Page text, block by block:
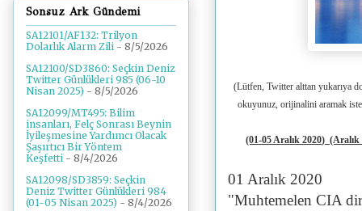
(Lütfen, Twitter alttan yukarıya
okuyunuz, orijinalini aramak
(01-05 Aralık 2020) (Aralık
01 Aralık 2020
"Muhtemelen CIA
Sonsuz Ark Gündemi
SA12101/AF132: Trilyon
Dolarlık Alarm Zili - 8/5/2026
SA12100/SD3860: Seçkin Deniz
Twitter Günlükleri 985 (06-10
Nisan 2025) - 8/5/2026
SA12099/MT495: Bilim
insanları, Felç Sonrası Beynin
İyileşmesine Yardımcı Olacak
Şaşırtıcı Bir Yöntem
Keşfetti - 8/4/2026
SA12098/SD3859: Seçkin
Deniz Twitter Günlükleri 984
(01-05 Nisan 2025) - 8/4/2026